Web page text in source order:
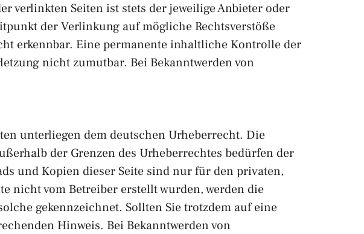
verlinkten Seiten ist stets der jeweilige Anbieter oder
der Verlinkung auf mögliche Rechtsverstöße
erkennbar. Eine permanente inhaltliche Kontrolle der
nicht zumutbar. Bei Bekanntwerden von
unterliegen dem deutschen Urheberrecht. Die
der Grenzen des Urheberrechtes bedürfen der
und Kopien dieser Seite sind nur für den privaten,
nicht vom Betreiber erstellt wurden, werden die
gekennzeichnet. Sollten Sie trotzdem auf eine
Hinweis. Bei Bekanntwerden von